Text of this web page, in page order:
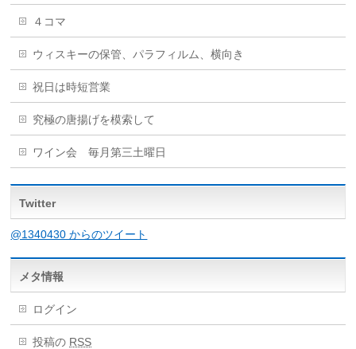
４コマ
ウィスキーの保管、パラフィルム、横向き
祝日は時短営業
究極の唐揚げを模索して
ワイン会 毎月第三土曜日
Twitter
@1340430 からのツイート
メタ情報
ログイン
投稿の RSS